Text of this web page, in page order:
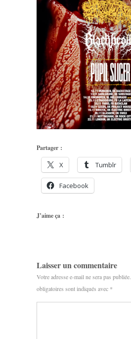
Partager :
X Tumblr
Facebook
J’aime ça :
Laisser un commentaire
Votre adresse e-mail ne sera pas publiée.
obligatoires sont indiqués avec *